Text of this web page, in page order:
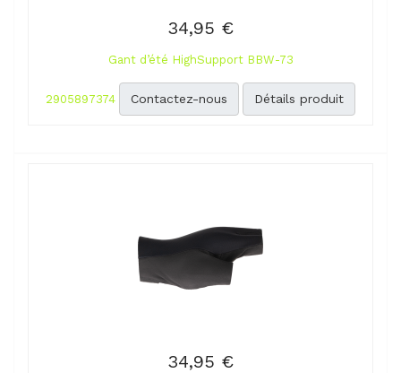
34,95 €
Gant d’été HighSupport BBW-73
2905897374 Contactez-nous Détails produit
34,95 €